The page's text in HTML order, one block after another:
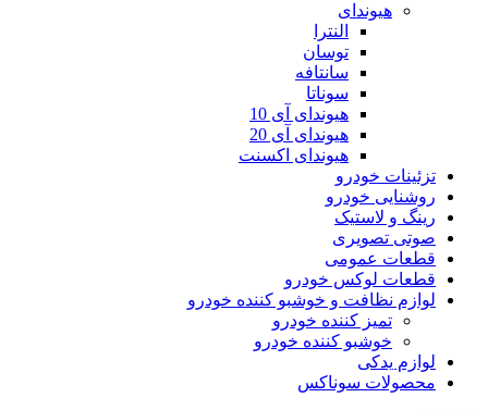
هیوندای
النترا
توسان
سانتافه
سوناتا
هیوندای آی 10
هیوندای آی 20
هیوندای اکسنت
تزئینات خودرو
روشنایی خودرو
رینگ و لاستیک
صوتی تصویری
قطعات عمومی
قطعات لوکس خودرو
لوازم نظافت و خوشبو کننده خودرو
تمیز کننده خودرو
خوشبو کننده خودرو
لوازم یدکی
محصولات سوناکس